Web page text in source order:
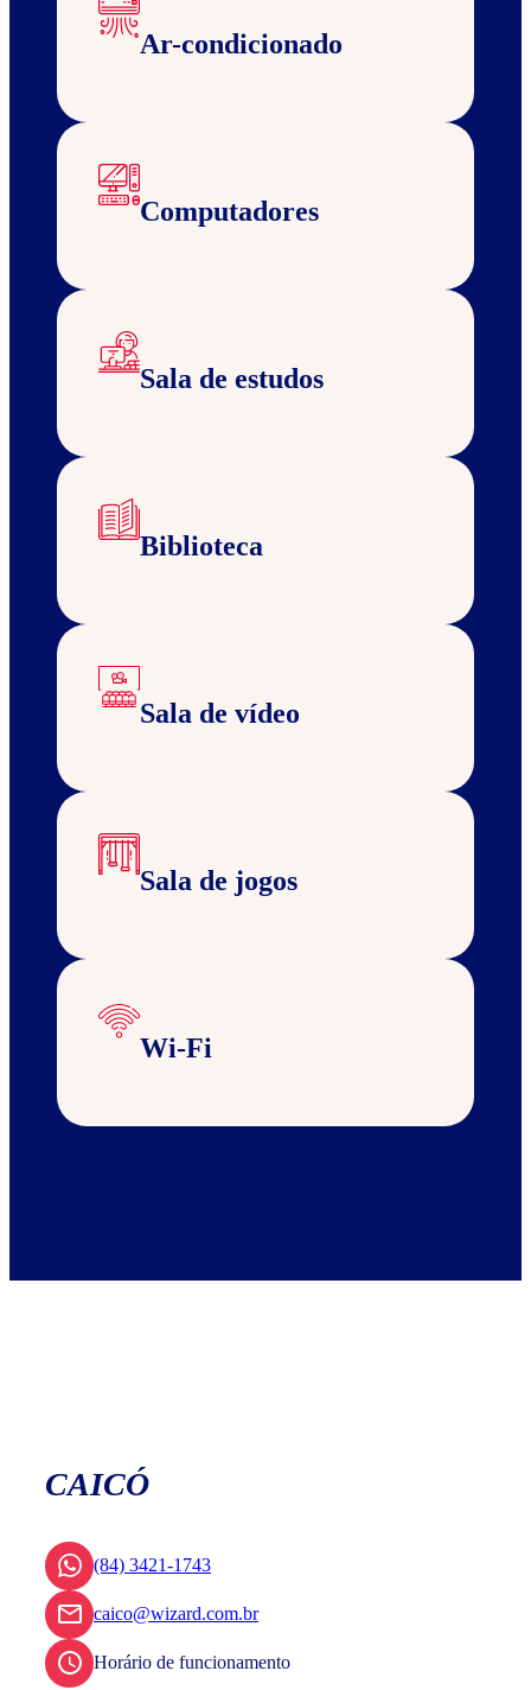
Ar-condicionado
Computadores
Sala de estudos
Biblioteca
Sala de vídeo
Sala de jogos
Wi-Fi
CAICÓ
(84) 3421-1743
caico@wizard.com.br
Horário de funcionamento